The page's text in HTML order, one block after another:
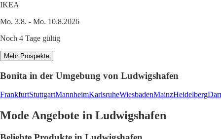
IKEA
Mo. 3.8. - Mo. 10.8.2026
Noch 4 Tage gültig
Mehr Prospekte
Bonita in der Umgebung von Ludwigshafen
FrankfurtStuttgartMannheimKarlsruheWiesbadenMainzHeidelberg
Mode Angebote in Ludwigshafen